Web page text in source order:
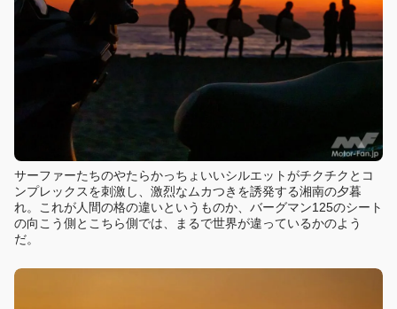
サーファーたちのやたらかっちょいいシルエットがチクチクとコ
ンプレックスを刺激し、激烈なムカつきを誘発する湘南の夕暮
れ。これが人間の格の違いというものか、バーグマン125のシート
の向こう側とこちら側では、まるで世界が違っているかのよう
だ。